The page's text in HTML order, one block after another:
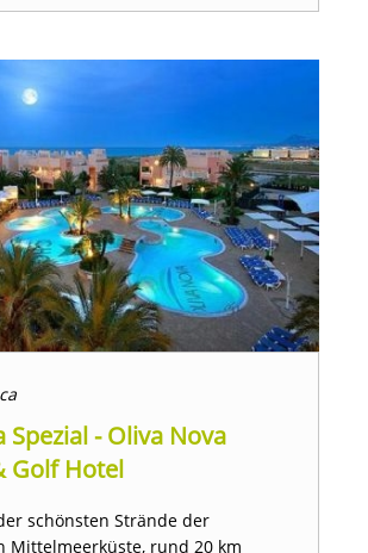
Spezial - Oliva Nova
Golf Hotel
schönsten Strände der
Mittelmeerküste, rund 20 km